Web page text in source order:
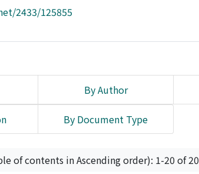
2433/125855
By Author
By Document Type
of contents in Ascending order): 1-20 of 20